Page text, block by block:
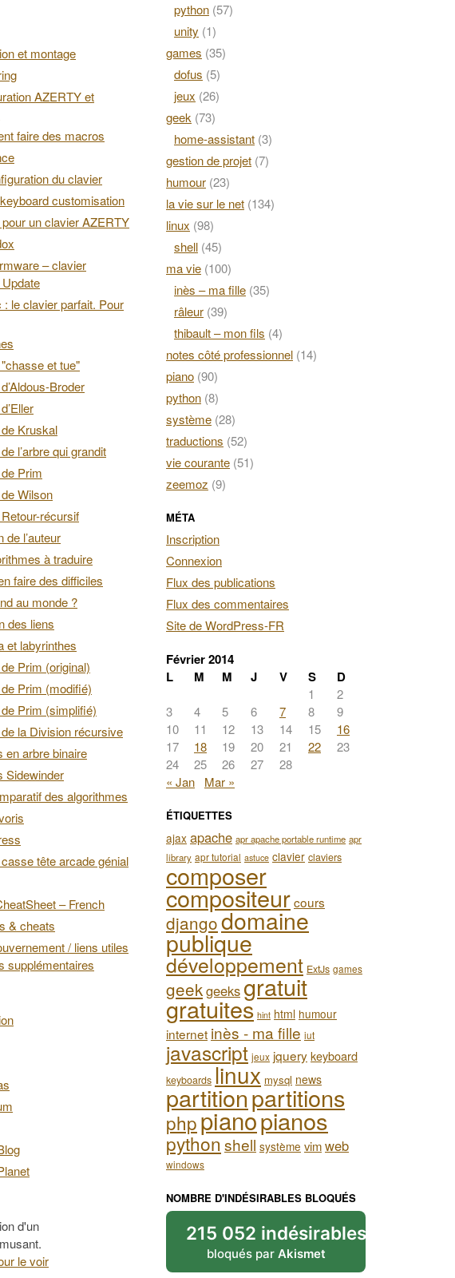
et montage
AZERTY et
faire des macros
du clavier
customisation
un clavier AZERTY
– clavier
: le clavier parfait. Pour
et tue"
Broder
Kruskal
l’arbre qui grandit
Prim
Wilson
récursif
de l’auteur
à traduire
faire des difficiles
au monde ?
des liens
et labyrinthes
Prim (original)
Prim (modifié)
Prim (simplifié)
la Division récursive
en arbre binaire
Sidewinder
des algorithmes
tête arcade génial
– French
& cheats
/ liens utiles
supplémentaires
d'un
le voir
python (57)
unity (1)
games (35)
dofus (5)
jeux (26)
geek (73)
home-assistant (3)
gestion de projet (7)
humour (23)
la vie sur le net (134)
linux (98)
shell (45)
ma vie (100)
inès – ma fille (35)
râleur (39)
thibault – mon fils (4)
notes côté professionnel (14)
piano (90)
python (8)
système (28)
traductions (52)
vie courante (51)
zeemoz (9)
MÉTA
Inscription
Connexion
Flux des publications
Flux des commentaires
Site de WordPress-FR
Février 2014
L
M M J V S D
1
2
3
4 5 6 7 8
9
10
11 12 13 14 15
16
17
18 19 20 21 22
23
24
25 26 27
28
« Jan
Mar »
ÉTIQUETTES
ajax apache apr apache portable runtime apr
library apr tutorial astuce clavier claviers
composer
compositeurcours
djangodomaine
publique
développement ExtJs games
geekgeeksgratuit
gratuites hint html humour
internet inès - ma fille iut
javascript jeux jquerykeyboard
keyboards linux mysql news
partitionpartitions
phppianopianos
python shell système vimweb
windows
NOMBRE D'INDÉSIRABLES BLOQUÉS
215 052 indésirables
bloqués par Akismet